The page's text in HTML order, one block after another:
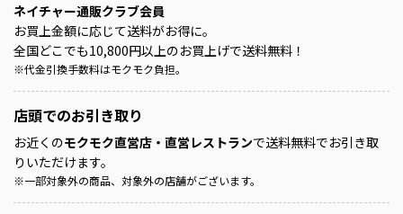
ネイチャー通販クラブ会員
お買上金額に応じて送料がお得に。
全国どこでも10,800円以上のお買上げで送料無料！
※代金引換手数料はモクモク負担。
店頭でのお引き取り
お近くのモクモク直営店・直営レストランで送料無料でお引き取
りいただけます。
※一部対象外の商品、対象外の店舗がございます。